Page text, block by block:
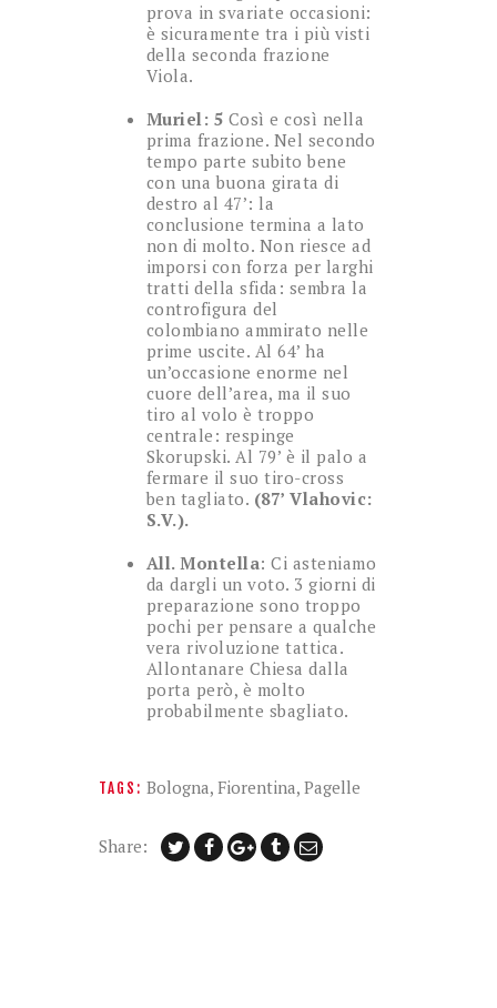
prova in svariate occasioni:
è sicuramente tra i più visti
della seconda frazione
Viola.
Muriel: 5 Così e così nella
prima frazione. Nel secondo
tempo parte subito bene
con una buona girata di
destro al 47’: la
conclusione termina a lato
non di molto. Non riesce ad
imporsi con forza per larghi
tratti della sfida: sembra la
controfigura del
colombiano ammirato nelle
prime uscite. Al 64’ ha
un’occasione enorme nel
cuore dell’area, ma il suo
tiro al volo è troppo
centrale: respinge
Skorupski. Al 79’ è il palo a
fermare il suo tiro-cross
ben tagliato. (87’ Vlahovic:
S.V.).
All. Montella: Ci asteniamo
da dargli un voto. 3 giorni di
preparazione sono troppo
pochi per pensare a qualche
vera rivoluzione tattica.
Allontanare Chiesa dalla
porta però, è molto
probabilmente sbagliato.
TAGS: Bologna, Fiorentina, Pagelle
Share: